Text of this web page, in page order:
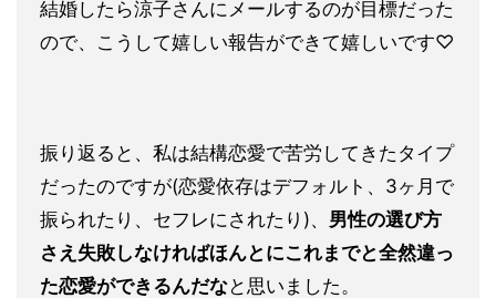
結婚したら涼子さんにメールするのが目標だった
ので、こうして嬉しい報告ができて嬉しいです♡
振り返ると、私は結構恋愛で苦労してきたタイプ
だったのですが(恋愛依存はデフォルト、3ヶ月で
振られたり、セフレにされたり)、 男性の選び方
さえ失敗しなければほんとにこれまでと全然違っ
た恋愛ができるんだなと思いました。